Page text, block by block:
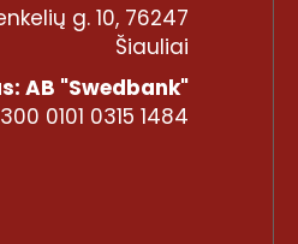
g. 10, 76247
Šiauliai
AB "Swedbank"
0101 0315 1484